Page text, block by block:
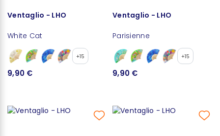
Ventaglio - LHO
White Cat
+15
9,90 €
Ventaglio - LHO
Parisienne
+15
9,90 €